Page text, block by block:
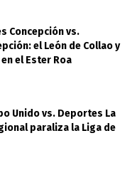
Concepción vs.
el León de Collao y
el Ester Roa
Unido vs. Deportes La
paraliza la Liga de